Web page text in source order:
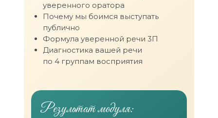
уверенного оратора
Почему мы боимся выступать
публично
Формула уверенной речи 3П
Диагностика вашей речи
по 4 группам восприятия
Результат модуля: